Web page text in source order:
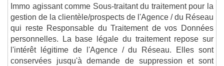
Immo agissant comme Sous-traitant du traitement pour la
gestion de la clientèle/prospects de l'Agence / du Réseau
qui reste Responsable du Traitement de vos Données
personnelles. La base légale du traitement repose sur
l'intérêt légitime de l'Agence / du Réseau. Elles sont
conservées jusqu'à demande de suppression et sont